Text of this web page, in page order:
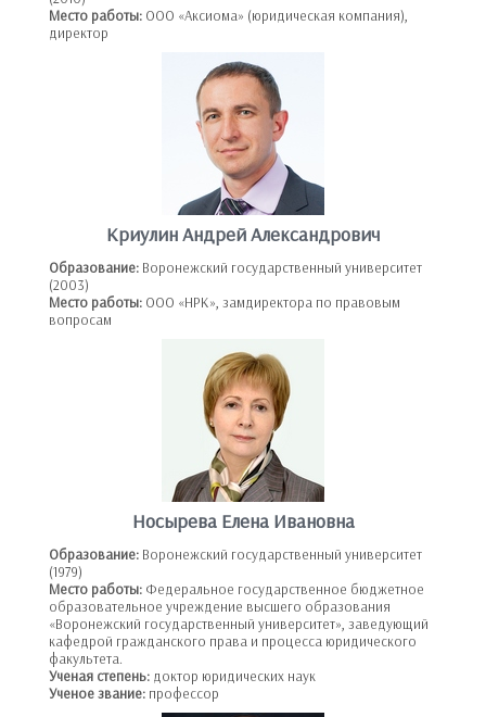
Место работы: ООО «Аксиома» (юридическая компания),
директор
Криулин Андрей Александрович
Образование: Воронежский государственный университет
(2003)
Место работы: ООО «НРК», замдиректора по правовым
вопросам
Носырева Елена Ивановна
Образование: Воронежский государственный университет
(1979)
Место работы: Федеральное государственное бюджетное
образовательное учреждение высшего образования
«Воронежский государственный университет», заведующий
кафедрой гражданского права и процесса юридического
факультета.
Ученая степень: доктор юридических наук
Ученое звание: профессор